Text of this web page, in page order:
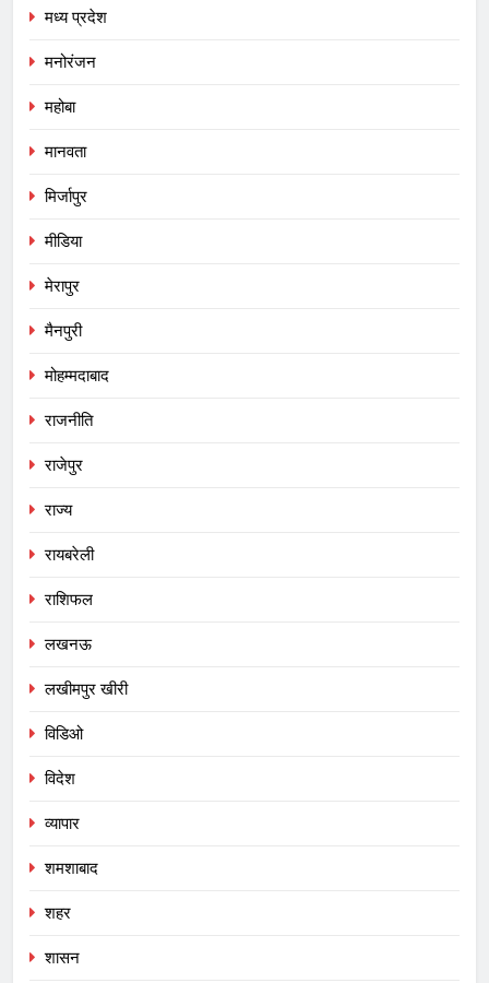
मध्य प्रदेश
मनोरंजन
महोबा
मानवता
मिर्जापुर
मीडिया
मेरापुर
मैनपुरी
मोहम्मदाबाद
राजनीति
राजेपुर
राज्य
रायबरेली
राशिफल
लखनऊ
लखीमपुर खीरी
विडिओ
विदेश
व्यापार
शमशाबाद
शहर
शासन